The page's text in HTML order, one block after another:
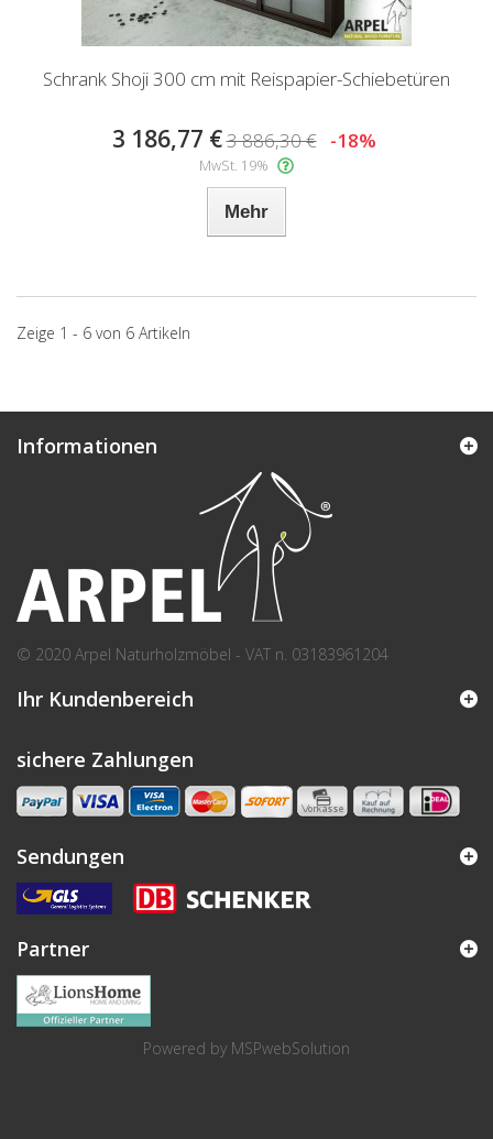
Schrank Shoji 300 cm mit Reispapier-Schiebetüren
3 186,77 €3 886,30 € -18%
MwSt. 19%
Mehr
Zeige 1 - 6 von 6 Artikeln
Informationen
© 2020 Arpel Naturholzmöbel - VAT n. 03183961204
Ihr Kundenbereich
sichere Zahlungen
Sendungen
Partner
Powered by MSPwebSolution